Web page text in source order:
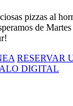
pizzas al
de
RESERVAR
DIGITAL